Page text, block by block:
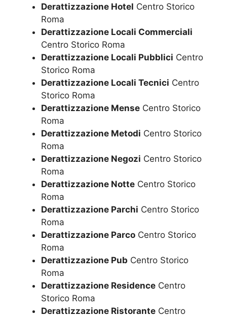
Derattizzazione Hotel Centro Storico
Roma
Derattizzazione Locali Commerciali
Centro Storico Roma
Derattizzazione Locali Pubblici Centro
Storico Roma
Derattizzazione Locali Tecnici Centro
Storico Roma
Derattizzazione Mense Centro Storico
Roma
Derattizzazione Metodi Centro Storico
Roma
Derattizzazione Negozi Centro Storico
Roma
Derattizzazione Notte Centro Storico
Roma
Derattizzazione Parchi Centro Storico
Roma
Derattizzazione Parco Centro Storico
Roma
Derattizzazione Pub Centro Storico
Roma
Derattizzazione Residence Centro
Storico Roma
Derattizzazione Ristorante Centro